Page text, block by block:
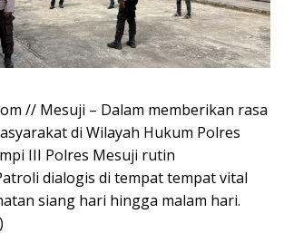
// Mesuji – Dalam memberikan rasa
di Wilayah Hukum Polres
III Polres Mesuji rutin
dialogis di tempat tempat vital
siang hari hingga malam hari.